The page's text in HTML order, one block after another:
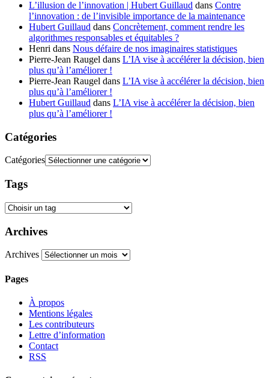
L’illusion de l’innovation | Hubert Guillaud dans Contre
l’innovation : de l’invisible importance de la maintenance
Hubert Guillaud dans Concrètement, comment rendre les
algorithmes responsables et équitables ?
Henri dans Nous défaire de nos imaginaires statistiques
Pierre-Jean Raugel dans L’IA vise à accélérer la décision, bien
plus qu’à l’améliorer !
Pierre-Jean Raugel dans L’IA vise à accélérer la décision, bien
plus qu’à l’améliorer !
Hubert Guillaud dans L’IA vise à accélérer la décision, bien
plus qu’à l’améliorer !
Catégories
Catégories
Tags
Archives
Archives
Pages
À propos
Mentions légales
Les contributeurs
Lettre d’information
Contact
RSS